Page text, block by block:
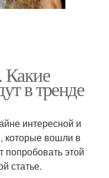
Какие
в тренде
интересной и
которые вошли в
попробовать этой
статье.